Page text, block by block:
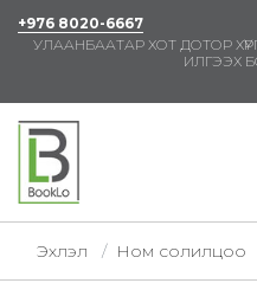
+976 8020-6667
УЛААНБААТАР ХОТ ДОТОР
ИЛГЭЭХ
Эхлэл Ном солилцоо